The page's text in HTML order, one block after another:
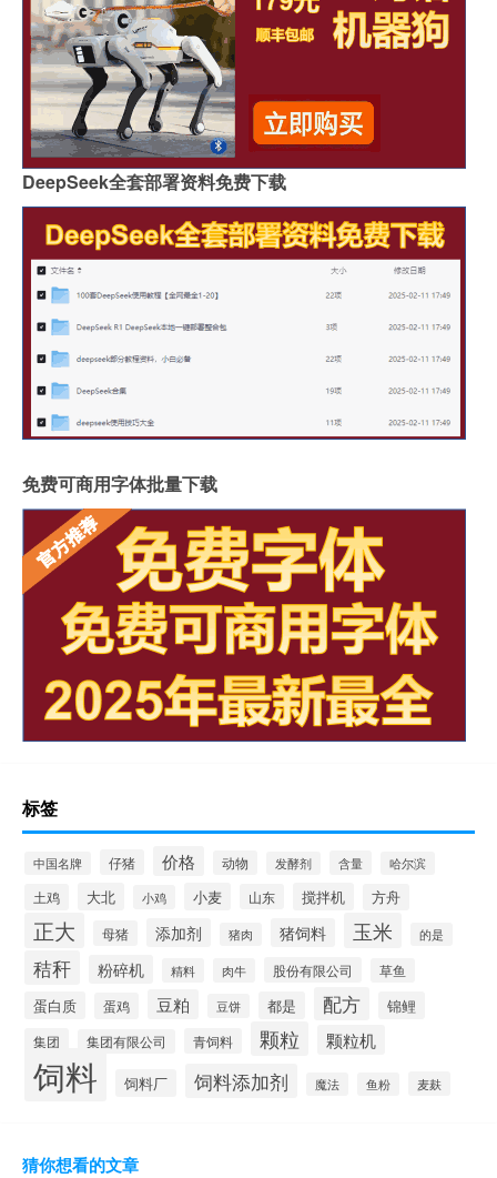
DeepSeek全套部署资料免费下载
免费可商用字体批量下载
标签
中国名牌 仔猪 价格 动物 发酵剂 含量 哈尔滨
土鸡 大北 小鸡 小麦 山东 搅拌机 方舟
正大 母猪 添加剂 猪肉 猪饲料 玉米 的是
秸秆 粉碎机 精料 肉牛 股份有限公司 草鱼
蛋白质 蛋鸡 豆粕 豆饼 都是 配方 锦鲤
集团 集团有限公司 青饲料 颗粒 颗粒机
饲料 饲料厂 饲料添加剂 魔法 鱼粉 麦麸
猜你想看的文章